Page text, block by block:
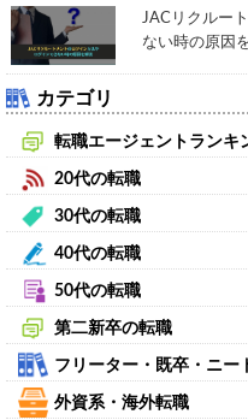
JACリクルー
ない時の原因
カテゴリ
転職エージェントランキ
20代の転職
30代の転職
40代の転職
50代の転職
第二新卒の転職
フリーター・既卒・ニー
外資系・海外転職